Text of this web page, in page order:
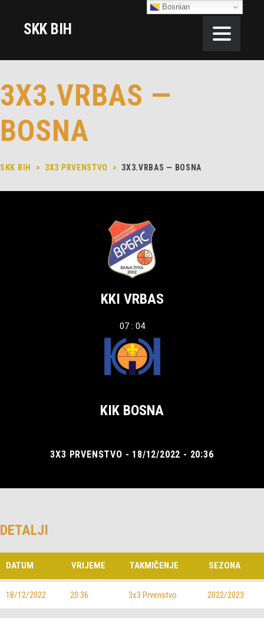
SKK BIH
3X3.VRBAS —
BOSNA
SKK BIH > 3X3 PRVENSTVO > 3X3.VRBAS — BOSNA
KKI VRBAS
07 : 04
KIK BOSNA
3X3 PRVENSTVO - 18/12/2022 - 20:36
DETALJI
DATUM VRIJEME TAKMIČENJE SEZONA
18/12/2022 20:36 3x3 Prvenstvo 2022/2023
Bosnian